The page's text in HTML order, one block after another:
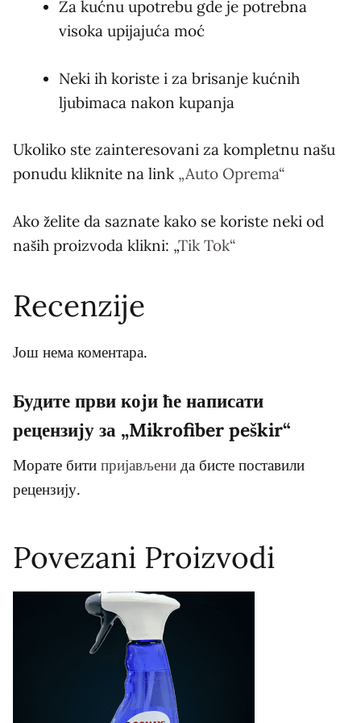
Za kućnu upotrebu gde je potrebna
visoka upijajuća moć
Neki ih koriste i za brisanje kućnih
ljubimaca nakon kupanja
Ukoliko ste zainteresovani za kompletnu našu
ponudu kliknite na link „Auto Oprema“
Ako želite da saznate kako se koriste neki od
naših proizvoda klikni: „Tik Tok“
Recenzije
Још нема коментара.
Будите први који ће написати
рецензију за „Mikrofiber peškir“
Морате бити пријављени да бисте поставили
рецензију.
Povezani Proizvodi